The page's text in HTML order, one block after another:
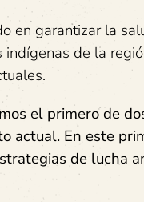
en garantizar la
de la
el primero de
actual. En este
de lucha